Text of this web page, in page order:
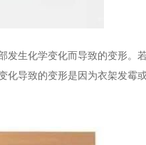
发生化学变化而导致的变形。
化导致的变形是因为衣架发霉